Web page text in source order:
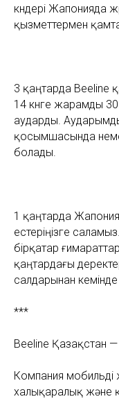
күндері Жапонияда
қызметтермен
3 қаңтарда Beeline
14 күнге жарамды
аударды.
қосымшасында
болады.
1 қаңтарда
естеріңізге
бірқатар
қаңтардағы
салдарынан
***
Beeline Қазақстан
Компания мобильді
халықаралық және